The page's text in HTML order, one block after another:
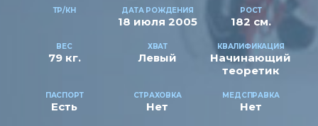
ТР/КН ДАТА РОЖДЕНИЯ
18 июля 2005
РОСТ
182 см.
ВЕС
79 кг.
ХВАТ
Левый
КВАЛИФИКАЦИЯ
Начинающий
теоретик
ПАСПОРТ
Есть
СТРАХОВКА
Нет
МЕДСПРАВКА
Нет